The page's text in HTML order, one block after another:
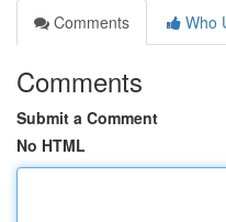
Comments
Who
Comments
Submit a Comment
No HTML